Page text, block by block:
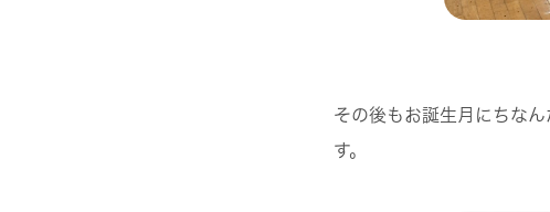
その後もお誕生月にちな
す。